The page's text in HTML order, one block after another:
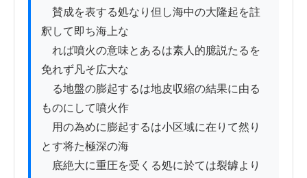
賛成を表する処なり但し海中の大隆起を註
釈して即ち海上な
れば噴火の意味とあるは素人的臆説たるを
免れず凡そ広大な
る地盤の膨起するは地皮収縮の結果に由る
ものにして噴火作
用の為めに膨起するは小区域に在りて然り
とす将た極深の海
底絶大に重圧を受くる処に於ては裂罅より